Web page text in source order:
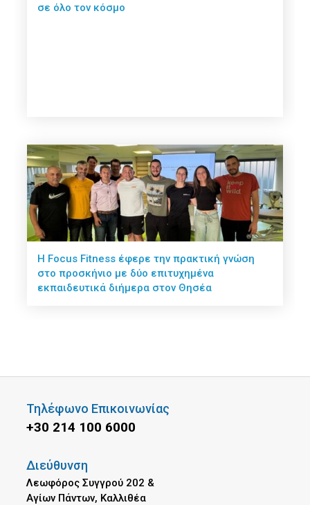
σε όλο τον κόσμο
Η Focus Fitness έφερε την πρακτική γνώση
στο προσκήνιο με δύο επιτυχημένα
εκπαιδευτικά διήμερα στον Θησέα
Τηλέφωνο Επικοινωνίας
+30 214 100 6000
Διεύθυνση
Λεωφόρος Συγγρού 202 &
Αγίων Πάντων, Καλλιθέα